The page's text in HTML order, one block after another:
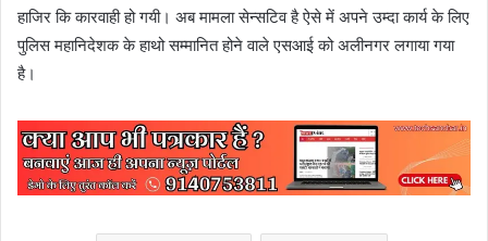
हाजिर कि कारवाही हो गयी। अब मामला सेन्सटिव है ऐसे में अपने उम्दा कार्य के लिए
पुलिस महानिदेशक के हाथो सम्मानित होने वाले एसआई को अलीनगर लगाया गया
है।